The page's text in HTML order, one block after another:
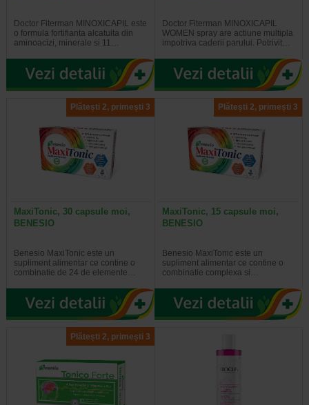
Doctor Fiterman MINOXICAPIL este
o formula fortifianta alcatuita din
aminoacizi, minerale si 11…
Doctor Fiterman MINOXICAPIL
WOMEN spray are actiune multipla
impotriva caderii parului. Potrivit…
Plătești 2, primești 3
MaxiTonic, 30 capsule moi,
BENESIO
Benesio MaxiTonic este un
supliment alimentar ce contine o
combinatie de 24 de elemente…
Plătești 2, primești 3
MaxiTonic, 15 capsule moi,
BENESIO
Benesio MaxiTonic este un
supliment alimentar ce contine o
combinatie complexa si…
Plătești 2, primești 3